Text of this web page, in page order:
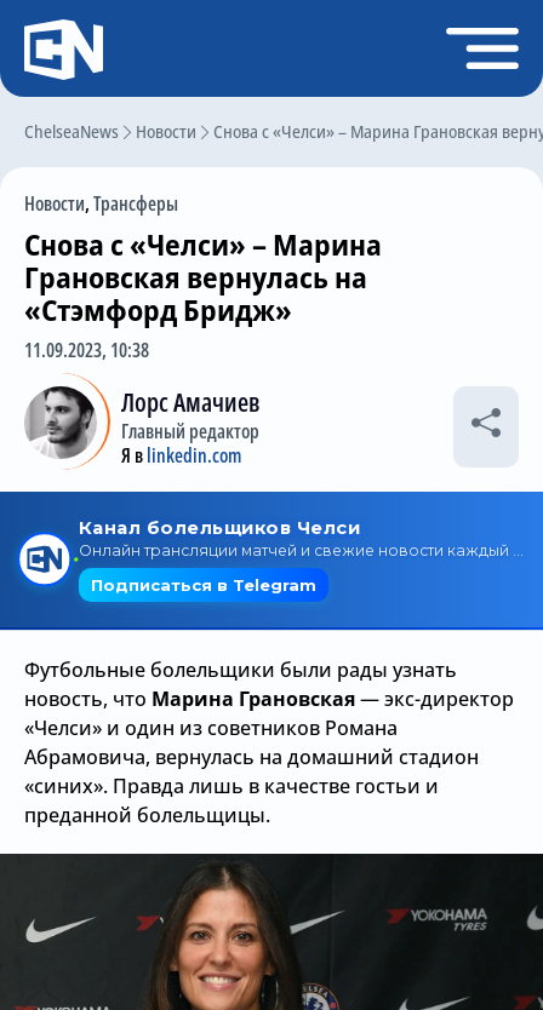
ChelseaNews Новости Снова с «Челси» – Марина Грановская
Новости,Трансферы
Снова с «Челси» – Марина
Грановская вернулась на
«Стэмфорд Бридж»
11.09.2023, 10:38
Лорс Амачиев
Главный редактор
Я вlinkedin.com
Футбольные болельщики были рады узнать
новость, что Марина Грановская— экс-директор
«Челси» и один из советников Романа
Абрамовича, вернулась на домашний стадион
«синих». Правда лишь в качестве гостьи и
преданной болельщицы.
Регистрация
Главная
Чат
Трансферы
Слухи
История Челси
Статистика
Календарь игр
Состав команды
Поиск по сайту
Трансляции
О сайте
Контакты